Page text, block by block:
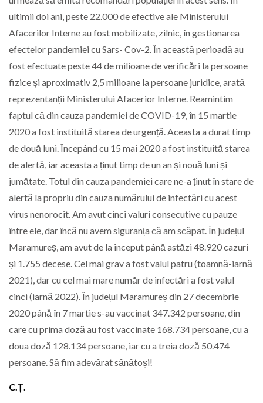
ultimii doi ani, peste 22.000 de efective ale Ministerului
Afacerilor Interne au fost mobilizate, zilnic, în gestionarea
efectelor pandemiei cu Sars- Cov-2. În această perioadă au
fost efectuate peste 44 de milioane de verificări la persoane
fizice și aproximativ 2,5 milioane la persoane juridice, arată
reprezentanții Ministerului Afacerior Interne. Reamintim
faptul că din cauza pandemiei de COVID-19, în 15 martie
2020 a fost instituită starea de urgență. Aceasta a durat timp
de două luni. Începând cu 15 mai 2020 a fost instituită starea
de alertă, iar aceasta a ținut timp de un an și nouă luni și
jumătate. Totul din cauza pandemiei care ne-a ținut în stare de
alertă la propriu din cauza numărului de infectări cu acest
virus nenorocit. Am avut cinci valuri consecutive cu pauze
între ele, dar încă nu avem siguranța că am scăpat. În județul
Maramureș, am avut de la început până astăzi 48.920 cazuri
și 1.755 decese. Cel mai grav a fost valul patru (toamnă-iarnă
2021), dar cu cel mai mare număr de infectări a fost valul
cinci (iarnă 2022). În județul Maramureș din 27 decembrie
2020 până în 7 martie s-au vaccinat 347.342 persoane, din
care cu prima doză au fost vaccinate 168.734 persoane, cu a
doua doză 128.134 persoane, iar cu a treia doză 50.474
persoane. Să fim adevărat sănătoși!
C.Ț.